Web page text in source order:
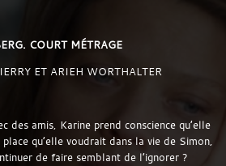
Contact
COURT MÉTRAGE
ET ARIEH WORTHALTER
des amis, Karine prend conscience qu’elle
qu’elle voudrait dans la vie de Simon,
de faire semblant de l’ignorer ?